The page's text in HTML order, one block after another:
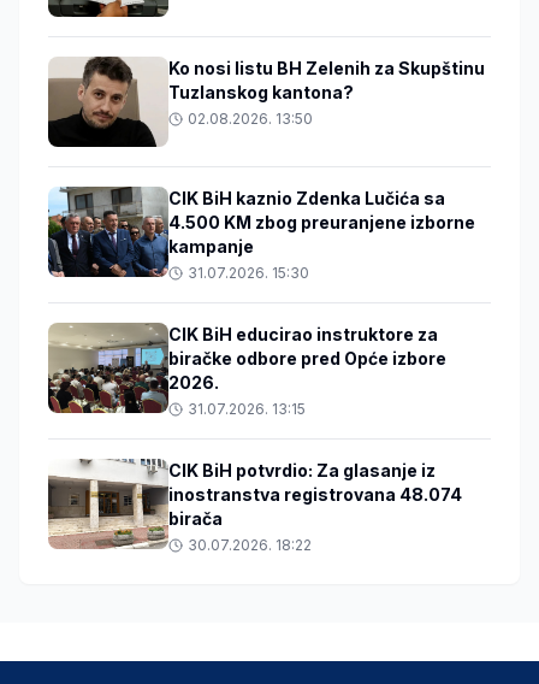
Ko nosi listu BH Zelenih za Skupštinu
Tuzlanskog kantona?
02.08.2026. 13:50
CIK BiH kaznio Zdenka Lučića sa
4.500 KM zbog preuranjene izborne
kampanje
31.07.2026. 15:30
CIK BiH educirao instruktore za
biračke odbore pred Opće izbore
2026.
31.07.2026. 13:15
CIK BiH potvrdio: Za glasanje iz
inostranstva registrovana 48.074
birača
30.07.2026. 18:22